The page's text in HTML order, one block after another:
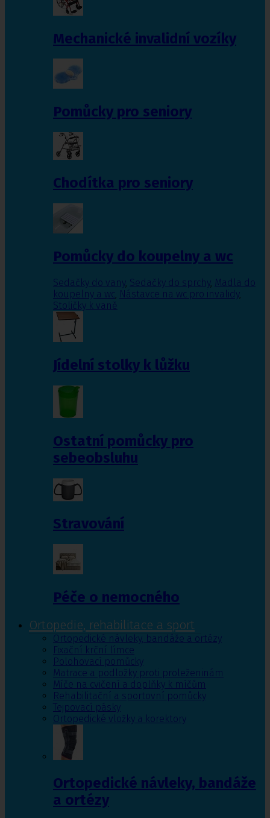
Mechanické invalidní vozíky
Pomůcky pro seniory
Chodítka pro seniory
Pomůcky do koupelny a wc
Sedačky do vany, Sedačky do sprchy, Madla do
koupelny a wc, Nástavce na wc pro invalidy,
Stoličky k vaně
Jídelní stolky k lůžku
Ostatní pomůcky pro
sebeobsluhu
Stravování
Péče o nemocného
Ortopedie, rehabilitace a sport
Ortopedické návleky, bandáže a ortézy
Fixační krční límce
Polohovací pomůcky
Matrace a podložky proti proleženinám
Míče na cvičení a doplňky k míčům
Rehabilitační a sportovní pomůcky
Tejpovací pásky
Ortopedické vložky a korektory
Ortopedické návleky, bandáže
a ortézy